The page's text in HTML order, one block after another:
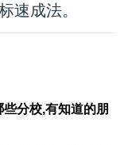
速成法。
分校,有知道的朋